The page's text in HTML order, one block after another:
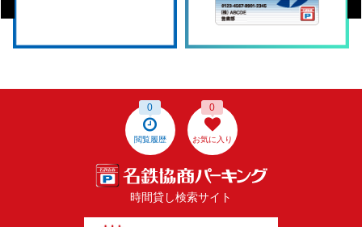
閲覧履歴
0
お気に入り
0
時間貸し検索サイト